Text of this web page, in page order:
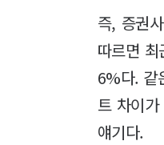
즉, 증권
따르면
6%다. 같
트 차이
얘기다.